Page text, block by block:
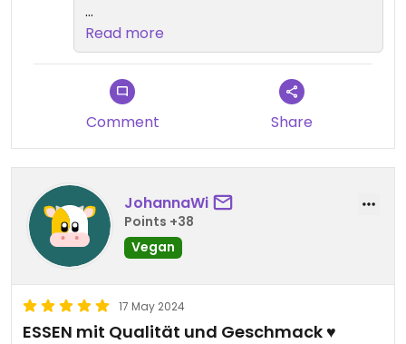
Leider geben die Räumlichkeiten es
nicht her, unseren Gästen ein WC
anzubieten. Aber kleiner Tipp:
Gegenüber in der Bib findest du
WCs :P
Read more
Comment Share
JohannaWi
Points +38
Vegan
17 May 2024
ESSEN mit Qualität und Geschmack ♥️